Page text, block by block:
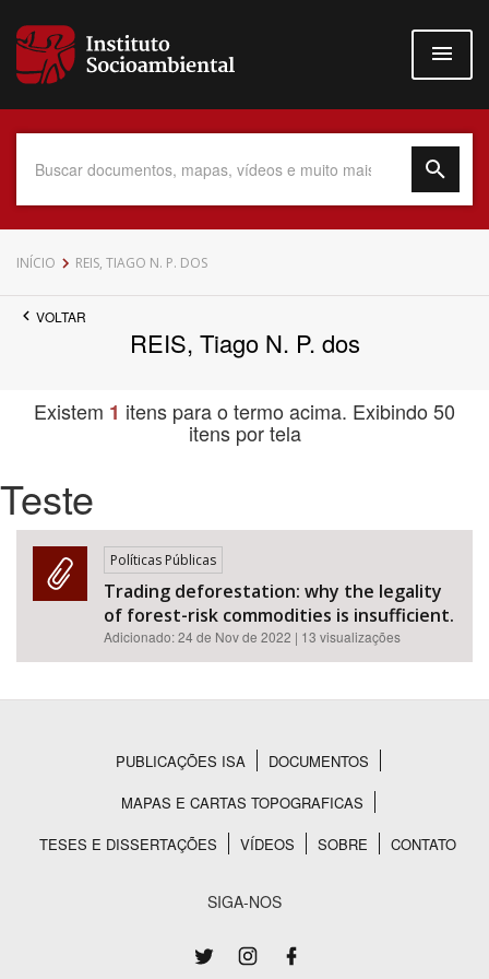
para
conteúdo
Data do Documento
Tema
BUSCAR
INÍCIO REIS, TIAGO N. P. DOS
VOLTAR
REIS, Tiago N. P. dos
Existem 1 itens para o termo acima. Exibindo 50
itens por tela
Teste
Políticas Públicas
Trading deforestation: why the legality
of forest-risk commodities is insufficient.
Adicionado:24 de Nov de 2022 | 13 visualizações
Rodapé
PUBLICAÇÕES ISA
DOCUMENTOS
MAPAS E CARTAS TOPOGRAFICAS
TESES E DISSERTAÇÕES
VÍDEOS SOBRE CONTATO
SIGA-NOS